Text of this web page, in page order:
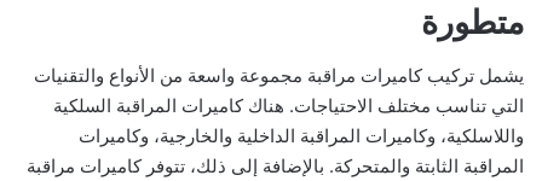
متطورة
يشمل تركيب كاميرات مراقبة مجموعة واسعة من الأنواع والتقنيات
التي تناسب مختلف الاحتياجات. هناك كاميرات المراقبة السلكية
واللاسلكية، وكاميرات المراقبة الداخلية والخارجية، وكاميرات
المراقبة الثابتة والمتحركة. بالإضافة إلى ذلك، تتوفر كاميرات مراقبة